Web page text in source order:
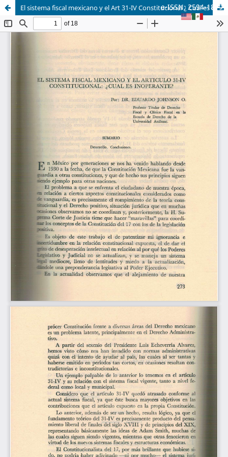
El sistema fiscal mexicano y el Art 31-IV Constitucional ¿ Cuál es inoperante?
e-ISSN: 2594-1879